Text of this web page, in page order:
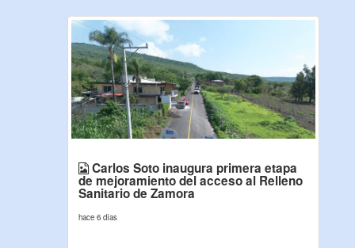
Carlos Soto inaugura primera etapa
de mejoramiento del acceso al Relleno
Sanitario de Zamora
hace 6 días